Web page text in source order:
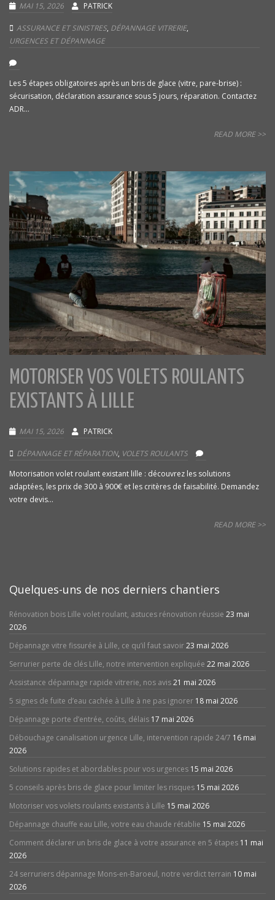
MAI 15, 2026 PATRICK
ASSURANCE ET SINISTRES, DÉPANNAGE VITRERIE,
URGENCES ET DÉPANNAGE
Les 5 étapes obligatoires après un bris de glace (vitre, pare-brise) :
sécurisation, déclaration assurance sous 5 jours, réparation. Contactez
ADR...
READ MORE >>
MOTORISER VOS VOLETS ROULANTS
EXISTANTS À LILLE
MAI 15, 2026 PATRICK
DÉPANNAGE ET RÉPARATION, VOLETS ROULANTS
Motorisation volet roulant existant lille : découvrez les solutions
adaptées, les prix de 300 à 900€ et les critères de faisabilité. Demandez
votre devis...
READ MORE >>
Quelques-uns de nos derniers chantiers
Rénovation bois Lille volet roulant, astuces rénovation réussie 23 mai
2026
Dépannage vitre fissurée à Lille, ce qu’il faut savoir23 mai 2026
Serrurier perte de clés Lille, notre intervention expliquée 22 mai 2026
Assistance dépannage rapide vitrerie, nos avis21 mai 2026
5 signes de fuite d’eau cachée à Lille à ne pas ignorer 18 mai 2026
Dépannage porte d’entrée, coûts, délais 17 mai 2026
Débouchage canalisation urgence Lille, intervention rapide 24/7 16 mai
2026
Solutions rapides et abordables pour vos urgences 15 mai 2026
5 conseils après bris de glace pour limiter les risques 15 mai 2026
Motoriser vos volets roulants existants à Lille 15 mai 2026
Dépannage chauffe eau Lille, votre eau chaude rétablie 15 mai 2026
Comment déclarer un bris de glace à votre assurance en 5 étapes 11 mai
2026
24 serruriers dépannage Mons-en-Baroeul, notre verdict terrain 10 mai
2026